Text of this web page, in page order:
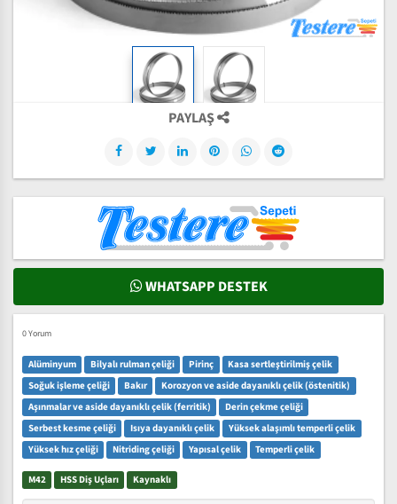
PAYLAŞ
WHATSAPP DESTEK
0 Yorum
Alüminyum Bilyalı rulman çeliği Pirinç
Kasa sertleştirilmiş çelik
Soğuk işleme çeliği
Bakır
Korozyon ve aside dayanıklı çelik (östenitik)
Aşınmalar ve aside dayanıklı çelik (ferritik)
Derin çekme çeliği
Serbest kesme çeliği
Isıya dayanıklı çelik
Yüksek alaşımlı temperli çelik
Yüksek hız çeliği
Nitriding çeliği Yapısal çelik Temperli çelik
M42 HSS Diş Uçları Kaynaklı